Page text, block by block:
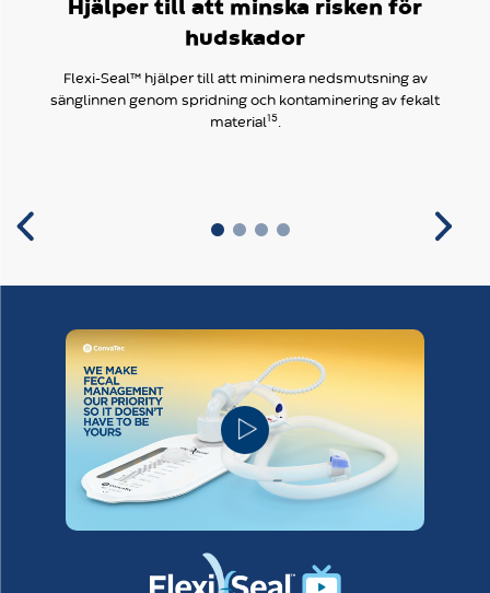
Hjälper till att minska risken för
hudskador
Flexi-Seal™ hjälper till att minimera nedsmutsning av
sänglinnen genom spridning och kontaminering av fekalt
material15.